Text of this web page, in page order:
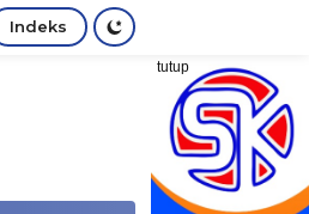
Indeks
tutup